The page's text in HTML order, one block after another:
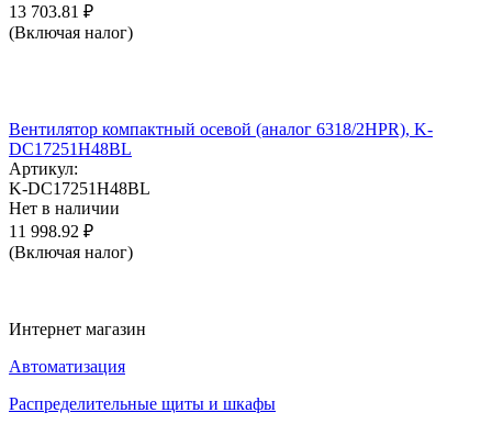
13 703.81 ₽
(Включая налог)
Вентилятор компактный осевой (аналог 6318/2HPR), K-
DC17251H48BL
Артикул:
K-DC17251H48BL
Нет в наличии
11 998.92 ₽
(Включая налог)
Интернет магазин
Автоматизация
Распределительные щиты и шкафы